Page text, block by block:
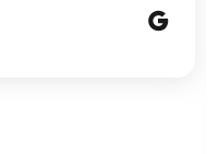
вікна)
працює